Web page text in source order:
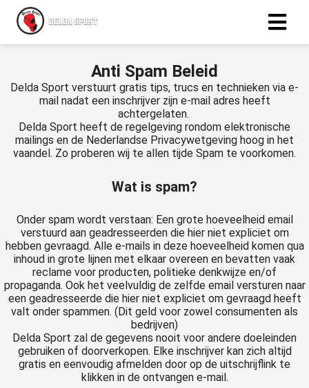
Anti Spam Beleid
Delda Sport verstuurt gratis tips, trucs en technieken via e-
mail nadat een inschrijver zijn e-mail adres heeft
achtergelaten.
Delda Sport heeft de regelgeving rondom elektronische
mailings en de Nederlandse Privacywetgeving hoog in het
vaandel. Zo proberen wij te allen tijde Spam te voorkomen.
Wat is spam?
Onder spam wordt verstaan: Een grote hoeveelheid email
verstuurd aan geadresseerden die hier niet expliciet om
hebben gevraagd. Alle e-mails in deze hoeveelheid komen qua
inhoud in grote lijnen met elkaar overeen en bevatten vaak
reclame voor producten, politieke denkwijze en/of
propaganda. Ook het veelvuldig de zelfde email versturen naar
een geadresseerde die hier niet expliciet om gevraagd heeft
valt onder spammen. (Dit geld voor zowel consumenten als
bedrijven)
Delda Sport zal de gegevens nooit voor andere doeleinden
gebruiken of doorverkopen. Elke inschrijver kan zich altijd
gratis en eenvoudig afmelden door op de uitschrijflink te
klikken in de ontvangen e-mail.
om
te
Ze
gebruikt
deze
kan de
niet